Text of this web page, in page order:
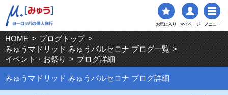
お気に入り マイページ メニュー
HOME > ブログトップ >
みゅうマドリッド みゅうバルセロナ ブログ一覧 >
イベント・お祭り > ブログ詳細
みゅうマドリッド みゅうバルセロナ ブログ詳細